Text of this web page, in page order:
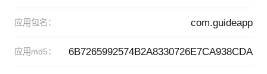
应用包名： com.guideapp
应用md5： 6B7265992574B2A8330726E7CA938CDA